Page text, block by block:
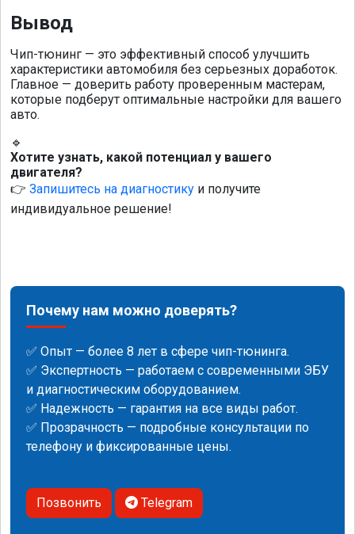
Вывод
Чип-тюнинг — это эффективный способ улучшить
характеристики автомобиля без серьезных доработок.
Главное — доверить работу проверенным мастерам,
которые подберут оптимальные настройки для вашего
авто.
🔹
Хотите узнать, какой потенциал у вашего
двигателя?
👉 Запишитесь на диагностику и получите
индивидуальное решение!
Почему нам можно доверять?
✅ Опыт — более 8 лет в сфере чип-тюнинга.
✅ Экспертность — работаем с современными ЭБУ
и диагностическим оборудованием.
✅ Надежность — гарантия на все виды работ.
✅ Прозрачность — подробные консультации по
телефону и фиксированные цены.
Позвонить Telegram